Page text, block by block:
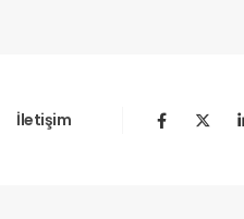
İletişim